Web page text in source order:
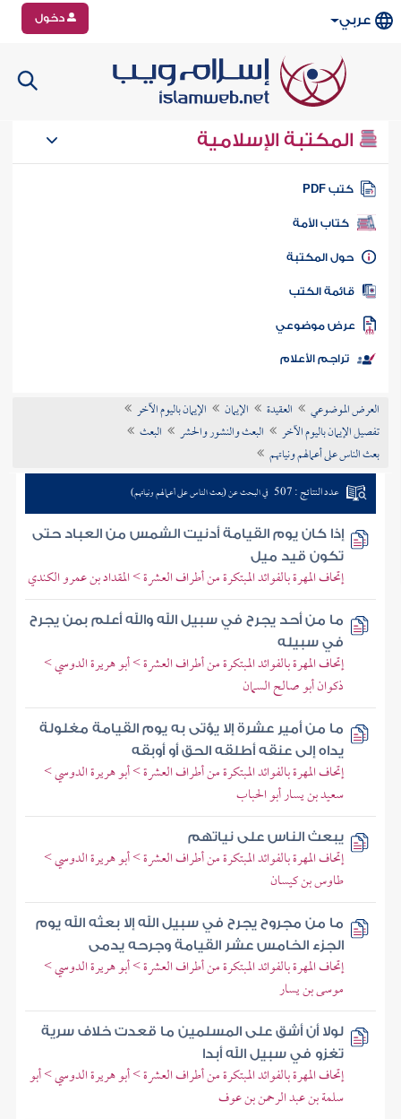
عربي دخول
المكتبة الإسلامية
كتب PDF
كتاب الأمة
المكتبة
الكتب
موضوعي
تراجم الأعلام
العرض الموضوعي العقيدة الإيمان
الإيمان باليوم الآخر
تفصيل الإيمان باليوم الآخر
البعث والنشور والحشر
البعث
بعث الناس على أعمالهم ونياتهم
عدد النتائج : 507 في البحث عن (بعث الناس على أعمالهم ونياتهم)
إذا كان يوم القيامة أدنيت الشمس من العباد حتى
تكون قيد ميل
إتحاف المهرة بالفوائد المبتكرة من أطراف العشرة > المقداد بن عمرو الكندي
ما من أحد يجرح في سبيل الله والله أعلم بمن يجرح
في سبيله
إتحاف المهرة بالفوائد المبتكرة من أطراف العشرة > أبو هريرة الدوسي >
ذكوان أبو صالح السمان
ما من أمير عشرة إلا يؤتى به يوم القيامة مغلولة
يداه إلى عنقه أطلقه الحق أو أوبقه
إتحاف المهرة بالفوائد المبتكرة من أطراف العشرة > أبو هريرة الدوسي >
سعيد بن يسار أبو الحباب
يبعث الناس على نياتهم
إتحاف المهرة بالفوائد المبتكرة من أطراف العشرة > أبو هريرة الدوسي >
طاوس بن كيسان
ما من مجروح يجرح في سبيل الله إلا بعثه الله يوم
الجزء الخامس عشر القيامة وجرحه يدمى
إتحاف المهرة بالفوائد المبتكرة من أطراف العشرة > أبو هريرة الدوسي >
موسى بن يسار
لولا أن أشق على المسلمين ما قعدت خلاف سرية
تغزو في سبيل الله أبدا
إتحاف المهرة بالفوائد المبتكرة من أطراف العشرة > أبو هريرة الدوسي > أبو
سلمة بن عبد الرحمن بن عوف